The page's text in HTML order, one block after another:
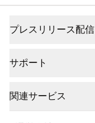
プレスリリース配信
サポート
関連サービス